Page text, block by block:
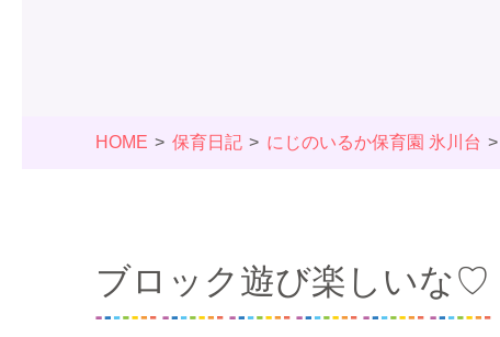
HOME 保育日記 にじのいるか保育園 氷川台
ブロック遊び楽しいな♡